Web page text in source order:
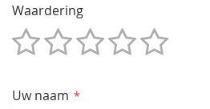
Waardering
Uw naam